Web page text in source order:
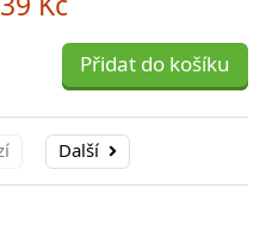
Přidat do košíku
Další